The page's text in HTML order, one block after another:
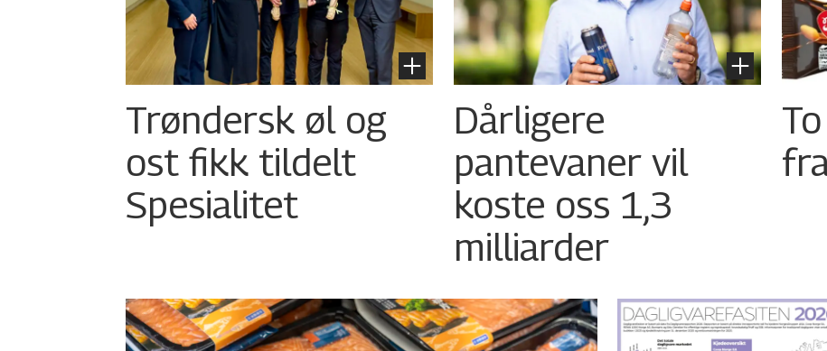
Trøndersk øl og
ost fikk tildelt
Spesialitet
Dårligere
pantevaner vil
koste oss 1,3
milliarder